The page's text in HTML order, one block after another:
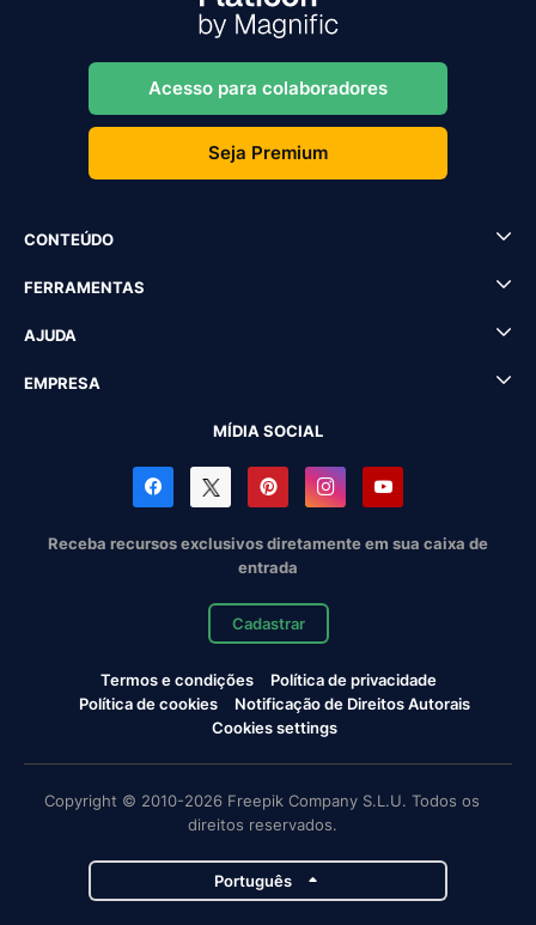
Acesso para colaboradores
Seja Premium
CONTEÚDO
FERRAMENTAS
AJUDA
EMPRESA
MÍDIA SOCIAL
Receba recursos exclusivos diretamente em sua caixa de
entrada
Cadastrar
Termos e condições
Política de privacidade
Política de cookies
Notificação de Direitos Autorais
Cookies settings
Copyright © 2010-2026 Freepik Company S.L.U. Todos os
direitos reservados.
Português